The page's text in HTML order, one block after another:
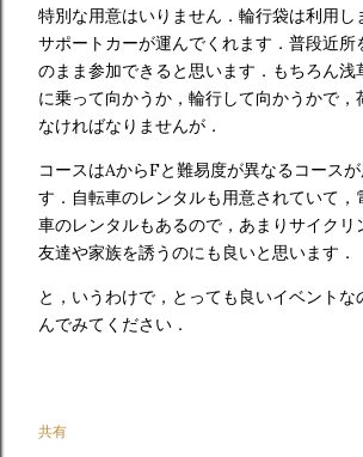
特別な用意はいりません．輪行袋は利用し
サポートカーが運んでくれます．普段近所
のまま参加できると思います．もちろん浅
に乗って向かうか，輪行して向かうかで，
なければなりませんが．
コースはAからFと難易度が異なるコース
す．自転車のレンタルも用意されていて，
車のレンタルもあるので，あまりサイクリ
友達や家族を誘うのにも良いと思います．
と，いうわけで，とっても良いイベントな
んでみてください．
共有